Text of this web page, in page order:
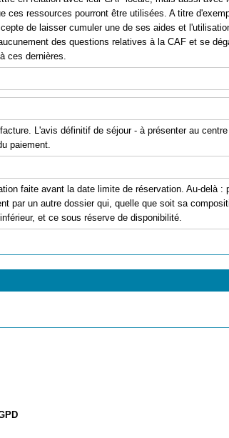
ces ressources pourront être utilisées. A titre
de laisser cumuler une de ses aides et
des questions relatives à la CAF et se
ces dernières.
L'avis définitif de séjour - à présenter au
paiement.
faite avant la date limite de réservation. Au-delà :
par un autre dossier qui, quelle que soit sa
et ce sous réserve de disponibilité.